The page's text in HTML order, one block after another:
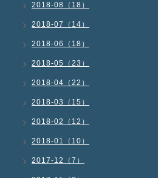
2018-08（18）
2018-07（14）
2018-06（18）
2018-05（23）
2018-04（22）
2018-03（15）
2018-02（12）
2018-01（10）
2017-12（7）